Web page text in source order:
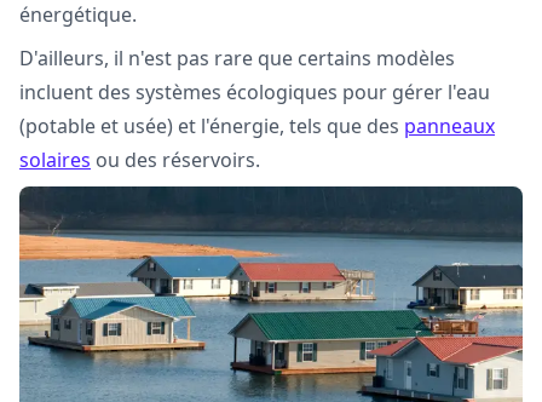
énergétique.
D'ailleurs, il n'est pas rare que certains modèles
incluent des systèmes écologiques pour gérer l'eau
(potable et usée) et l'énergie, tels que des panneaux
solaires ou des réservoirs.